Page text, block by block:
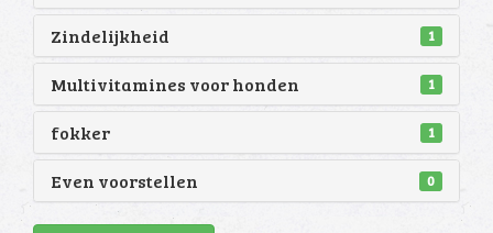
Zindelijkheid 1
Multivitamines voor honden 1
fokker 1
Even voorstellen 0